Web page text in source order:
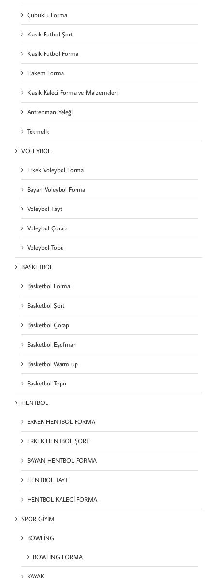
Çubuklu Forma
Klasik Futbol Şort
Klasik Futbol Forma
Hakem Forma
Klasik Kaleci Forma ve Malzemeleri
Antrenman Yeleği
Tekmelik
VOLEYBOL
Erkek Voleybol Forma
Bayan Voleybol Forma
Voleybol Tayt
Voleybol Çorap
Voleybol Topu
BASKETBOL
Basketbol Forma
Basketbol Şort
Basketbol Çorap
Basketbol Eşofman
Basketbol Warm up
Basketbol Topu
HENTBOL
ERKEK HENTBOL FORMA
ERKEK HENTBOL ŞORT
BAYAN HENTBOL FORMA
HENTBOL TAYT
HENTBOL KALECİ FORMA
SPOR GİYİM
BOWLİNG
BOWLİNG FORMA
KAYAK